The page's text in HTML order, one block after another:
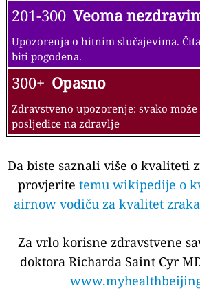
201-300 Veoma
Upozorenja o hitnim slučajevima.
biti pogođena.
300+ Opasno
Zdravstveno upozorenje: svako
posljedice na zdravlje
Da biste saznali više o kvaliteti
provjerite temu wikipedije o
airnow vodiču za kvalitet
Za vrlo korisne zdravstvene
doktora Richarda Saint Cyr